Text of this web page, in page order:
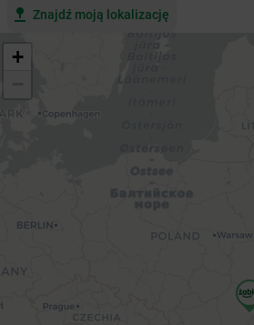
Znajdź moją lokalizację
+